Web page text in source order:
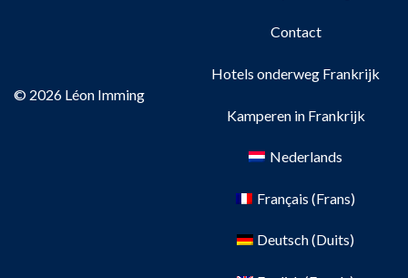
© 2026 Léon Imming
Contact
Hotels onderweg Frankrijk
Kamperen in Frankrijk
Nederlands
Français (Frans)
Deutsch(Duits)